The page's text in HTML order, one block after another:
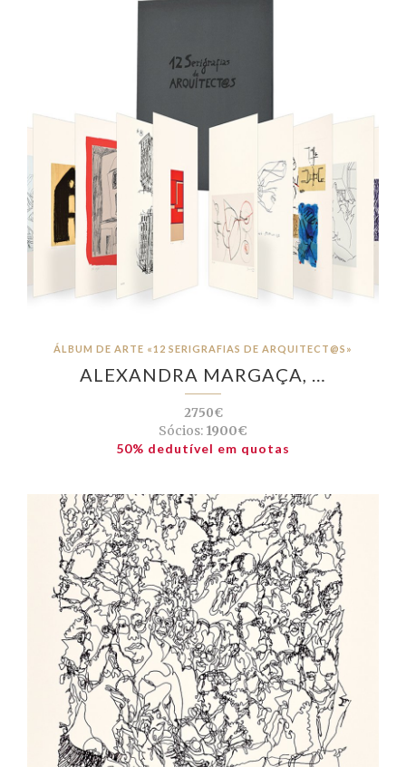
ÁLBUM DE ARTE «12 SERIGRAFIAS DE ARQUITECT@S»
ALEXANDRA MARGAÇA, …
2750€
Sócios: 1900€
50% dedutível em quotas